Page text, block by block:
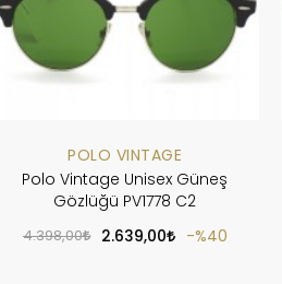
POLO VINTAGE
Polo Vintage Unisex Güneş
Gözlüğü PV1778 C2
4.398,00 2.639,00 %40